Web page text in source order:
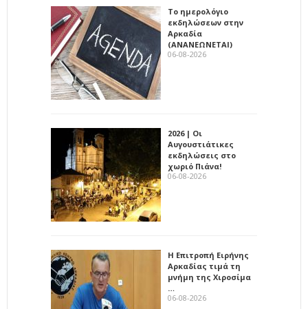
Το ημερολόγιο
εκδηλώσεων στην
Αρκαδία
(ΑΝΑΝΕΩΝΕΤΑΙ)
06-08-2026
2026 | Οι
Αυγουστιάτικες
εκδηλώσεις στο
χωριό Πιάνα!
06-08-2026
Η Επιτροπή Ειρήνης
Αρκαδίας τιμά τη
μνήμη της Χιροσίμα
…
06-08-2026